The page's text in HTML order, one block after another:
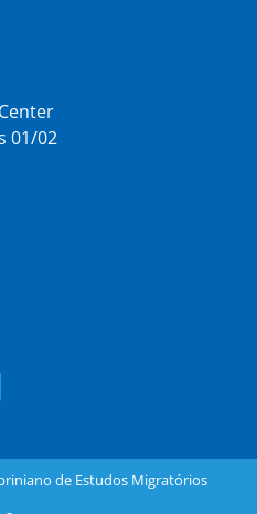
01/02
de Estudos Migratórios